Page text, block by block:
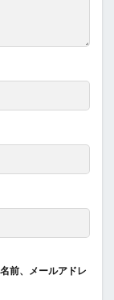
前、メールアドレ